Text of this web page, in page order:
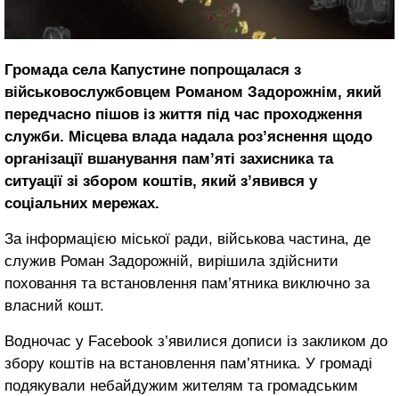
Громада села Капустине попрощалася з
військовослужбовцем Романом Задорожнім, який
передчасно пішов із життя під час проходження
служби. Місцева влада надала роз’яснення щодо
організації вшанування пам’яті захисника та
ситуації зі збором коштів, який з’явився у
соціальних мережах.
За інформацією міської ради, військова частина, де
служив Роман Задорожній, вирішила здійснити
поховання та встановлення пам’ятника виключно за
власний кошт.
Водночас у Facebook з’явилися дописи із закликом до
збору коштів на встановлення пам’ятника. У громаді
подякували небайдужим жителям та громадським